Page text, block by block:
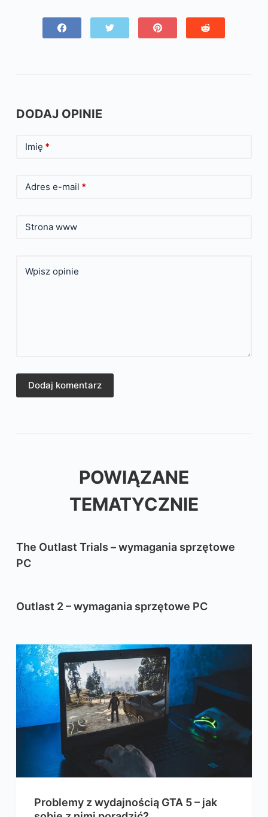
DODAJ OPINIE
Imię *
Adres e-mail *
Strona www
Wpisz opinie
Dodaj komentarz
POWIĄZANE
TEMATYCZNIE
The Outlast Trials – wymagania sprzętowe
PC
Outlast 2 – wymagania sprzętowe PC
Problemy z wydajnością GTA 5 – jak